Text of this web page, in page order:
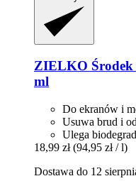
ZIELKO Środek
ml
Do ekranów i
Usuwa brud i
Ulega
18,99 zł (94,95 zł / l)
Dostawa do 12